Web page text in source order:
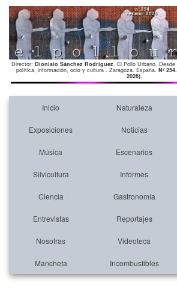
Director: Dionisio Sánchez Rodríguez. El Pollo Urbano.
política, información, ocio y cultura . Zaragoza. España. Nº
2026).
Inicio Naturaleza
Exposiciones Noticias
Música Escenarios
Silvicultura Informes
Ciencia Gastronomía
Entrevistas Reportajes
Nosotras Videoteca
Mancheta Incombustibles